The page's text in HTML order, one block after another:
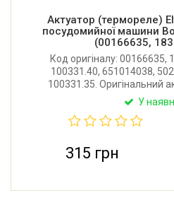
Актуатор (термореле)
посудомийної машини
(00166635,
Код оригіналу: 00166635,
100331.40, 651014038,
100331.35. Оригінальний
дозатора миючих У
315 грн